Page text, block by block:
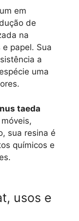
em
de
na
papel. Sua
a
uma
taeda
sua resina é
químicos e
usos e